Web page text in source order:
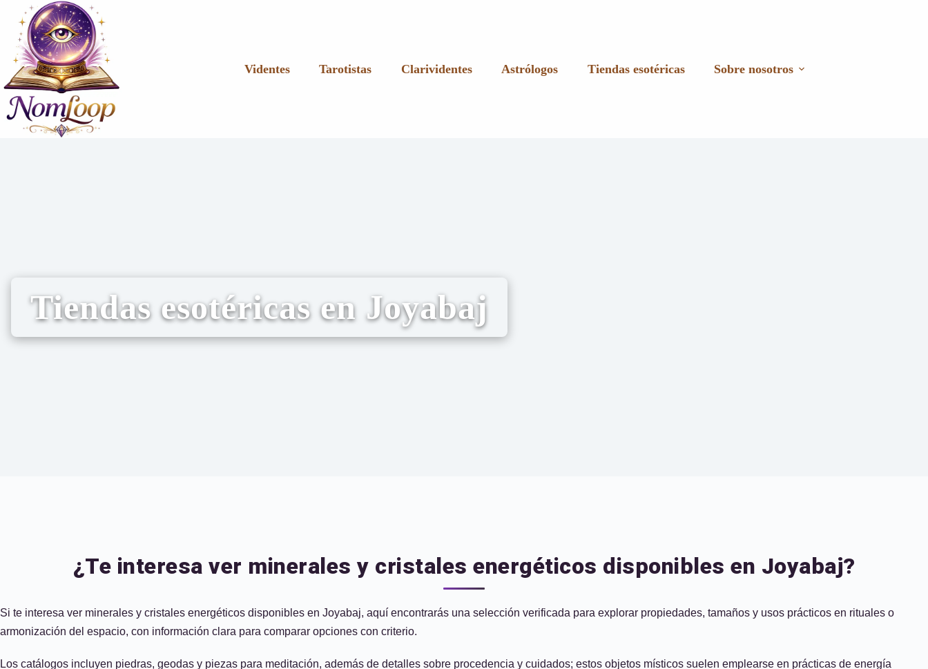
Videntes Tarotistas Clarividentes Astrólogos Tiendas esotéricas Sobre nosotros
Tiendas esotéricas en Joyabaj
¿Te interesa ver minerales y cristales energéticos disponibles en Joyabaj?
Si te interesa ver minerales y cristales energéticos disponibles en Joyabaj, aquí encontrarás una selección verificada para explorar propiedades, tamaños y usos prácticos en rituales o
armonización del espacio, con información clara para comparar opciones con criterio.
Los catálogos incluyen piedras, geodas y piezas para meditación, además de detalles sobre procedencia y cuidados; estos objetos místicos suelen emplearse en prácticas de energía